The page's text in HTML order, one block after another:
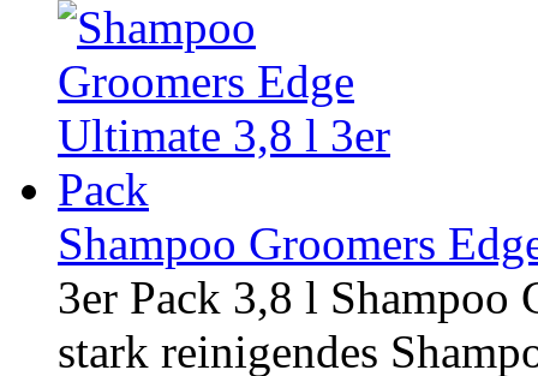
Shampoo Groomers
3er Pack 3,8 l Shampoo
stark reinigendes